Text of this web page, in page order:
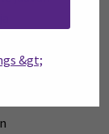
&gt;